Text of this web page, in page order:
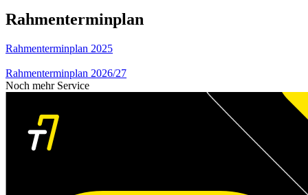
Rahmenterminplan
Rahmenterminplan 2025
Rahmenterminplan 2026/27
Noch mehr Service